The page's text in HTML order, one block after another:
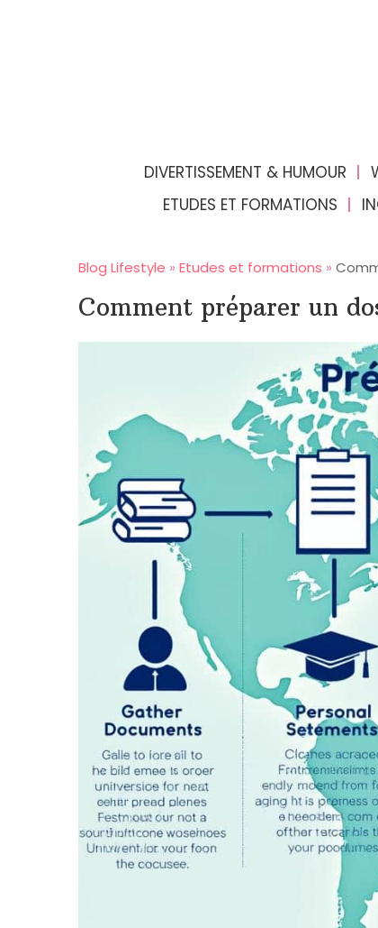
DIVERTISSEMENT & HUMOUR
ETUDES ET FORMATIONS
Blog Lifestyle » Etudes et formations »
Comment préparer un